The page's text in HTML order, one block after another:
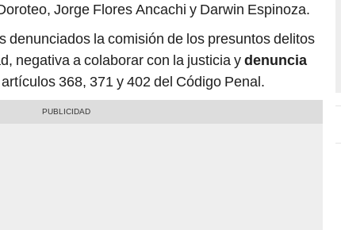
Jorge Flores Ancachi y Darwin Espinoza.
denunciados la comisión de los presuntos delitos
negativa a colaborar con la justicia ydenuncia
368, 371 y 402 del Código Penal.